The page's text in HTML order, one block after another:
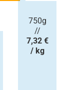
750g
//
7,32 €
/ kg